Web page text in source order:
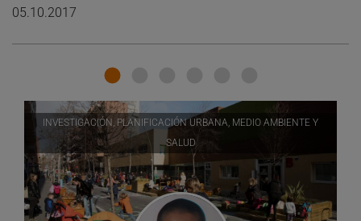
05.10.2017
INVESTIGACIÓN, PLANIFICACIÓN URBANA, MEDIO AMBIENTE Y
SALUD